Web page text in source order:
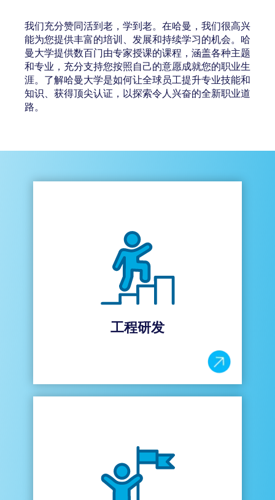
我们充分赞同活到老，学到老。在哈曼，我们很高兴
能为您提供丰富的培训、发展和持续学习的机会。哈
曼大学提供数百门由专家授课的课程，涵盖各种主题
和专业，充分支持您按照自己的意愿成就您的职业生
涯。了解哈曼大学是如何让全球员工提升专业技能和
知识、获得顶尖认证，以探索令人兴奋的全新职业道
路。
工程研发
工程研发
助力工程师在其当前岗位取得成功，哈曼为工
程师提供专业技术研发平台，多种专业和职场
相关主题的特色课程，深入探讨技术专业知
领导力
哈曼提供合适的领导力培训，在关键时刻为员